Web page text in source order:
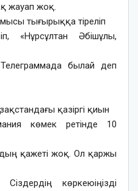
жауап жоқ.
тығырыққа тіреліп
«Нұрсұлтан Әбішұлы,
былай деп
қазіргі қиын
көмек ретінде 10
қажеті жоқ. Ол қаржы
көркеюіңізді